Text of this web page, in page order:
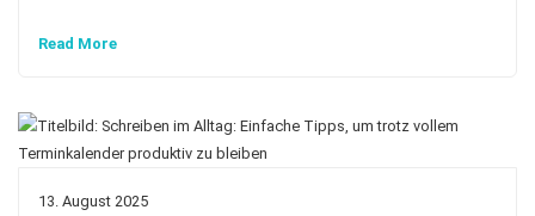
Read More
13. August 2025